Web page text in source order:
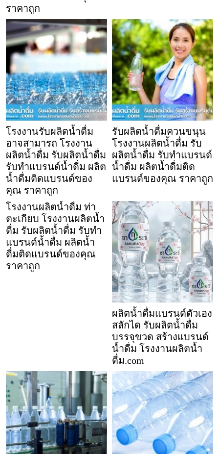
ราคาถูก
โรงงานรับผลิตน้ำดื่ม
อาจสามารถ โรงงาน
ผลิตน้ำดื่ม รับผลิตน้ำดื่ม
รับทำแบรนด์น้ำดื่ม ผลิต
น้ำดื่มติดแบรนด์ของ
คุณ ราคาถูก
รับผลิตน้ำดื่มควนขนุน
โรงงานผลิตน้ำดื่ม รับ
ผลิตน้ำดื่ม รับทำแบรนด์
น้ำดื่ม ผลิตน้ำดื่มติด
แบรนด์ของคุณ ราคาถูก
โรงงานผลิตน้ำดื่ม ท่า
ตะเกียบ โรงงานผลิตน้ำ
ดื่ม รับผลิตน้ำดื่ม รับทำ
แบรนด์น้ำดื่ม ผลิตน้ำ
ดื่มติดแบรนด์ของคุณ
ราคาถูก
ผลิตน้ำดื่มแบรนด์ตัวเอง
สลักได รับผลิตน้ำดื่ม
บรรจุขวด สร้างแบรนด์
น้ำดื่ม โรงงานผลิตน้ำ
ดื่ม.com